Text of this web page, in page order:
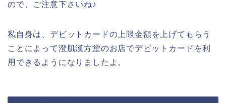
ので、ご注意下さいね♪
私自身は、デビットカードの上限金額を上げてもらう
ことによって澄肌漢方堂のお店でデビットカードを利
用できるようになりましたよ。